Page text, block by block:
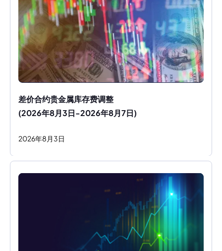
差价合约贵金属库存费调整
(2026年8月3日-2026年8月7日)
2026年8 月 3日